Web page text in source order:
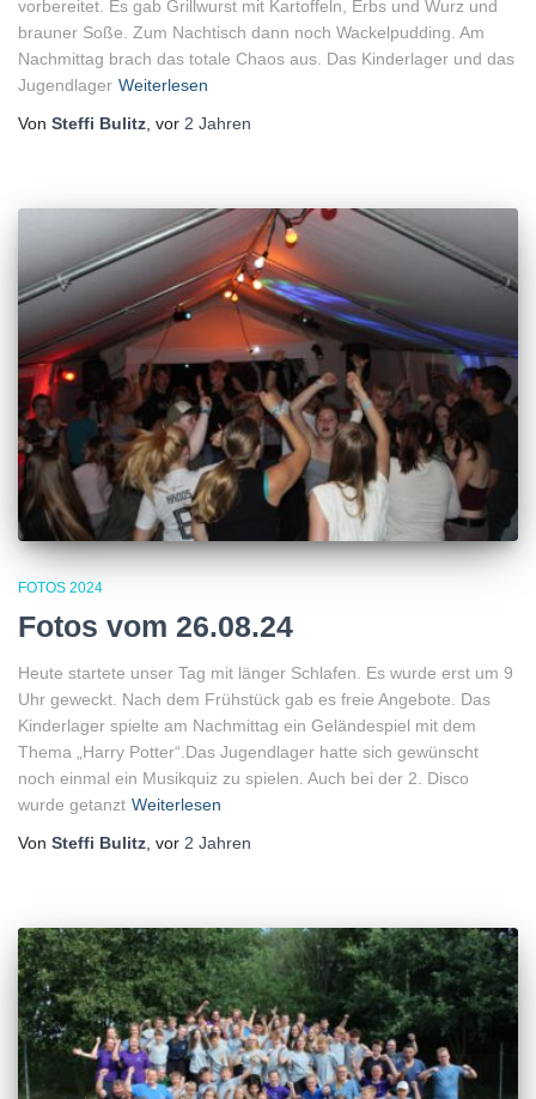
vorbereitet. Es gab Grillwurst mit Kartoffeln, Erbs und Wurz und
brauner Soße. Zum Nachtisch dann noch Wackelpudding. Am
Nachmittag brach das totale Chaos aus. Das Kinderlager und das
Jugendlager Weiterlesen
Von Steffi Bulitz , vor 2 Jahren
FOTOS 2024
Fotos vom 26.08.24
Heute startete unser Tag mit länger Schlafen. Es wurde erst um 9
Uhr geweckt. Nach dem Frühstück gab es freie Angebote. Das
Kinderlager spielte am Nachmittag ein Geländespiel mit dem
Thema „Harry Potter“.Das Jugendlager hatte sich gewünscht
noch einmal ein Musikquiz zu spielen. Auch bei der 2. Disco
wurde getanzt Weiterlesen
Von Steffi Bulitz, vor 2 Jahren